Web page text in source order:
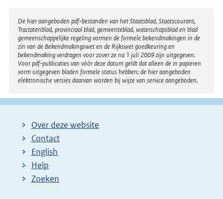
Disclaimer
De hier aangeboden pdf-bestanden van het Staatsblad, Staatscourant,
Tractatenblad, provinciaal blad, gemeenteblad, waterschapsblad en blad
gemeenschappelijke regeling vormen de formele bekendmakingen in de
zin van de Bekendmakingswet en de Rijkswet goedkeuring en
bekendmaking verdragen voor zover ze na 1 juli 2009 zijn uitgegeven.
Voor pdf-publicaties van vóór deze datum geldt dat alleen de in papieren
vorm uitgegeven bladen formele status hebben; de hier aangeboden
elektronische versies daarvan worden bij wijze van service aangeboden.
Over deze website
Contact
English
Help
Zoeken